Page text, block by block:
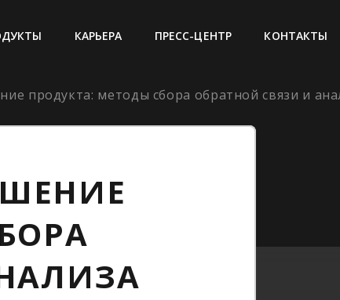
КАРЬЕРА ПРЕСС-ЦЕНТР КОНТАКТЫ
продукта: методы сбора обратной связи и